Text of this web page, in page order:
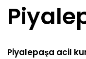
Piyalepaşa acil